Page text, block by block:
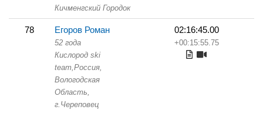
Кичменгский Городок
78 Егоров Роман
52 года
Кислород ski
team,Россия,
Вологодская
Область,
г.Череповец
02:16:45.00
+00:15:55.75